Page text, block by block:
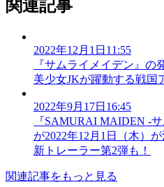
関連記事
2022年12月1日11:55
『サムライメイデン』の
美少女JKが躍動する戦国
2022年9月17日16:45
『SAMURAI MAIDEN -
が2022年12月1日（木）
新トレーラー第2弾も！
関連記事をもっと見る